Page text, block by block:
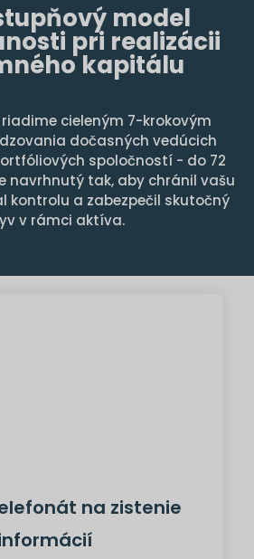
model
pri realizácii
kapitálu
riadime cieleným 7-krokovým
dočasných vedúcich
spoločností - do 72
navrhnutý tak, aby chránil vašu
kontrolu a zabezpečil skutočný
v rámci aktíva.
na zistenie